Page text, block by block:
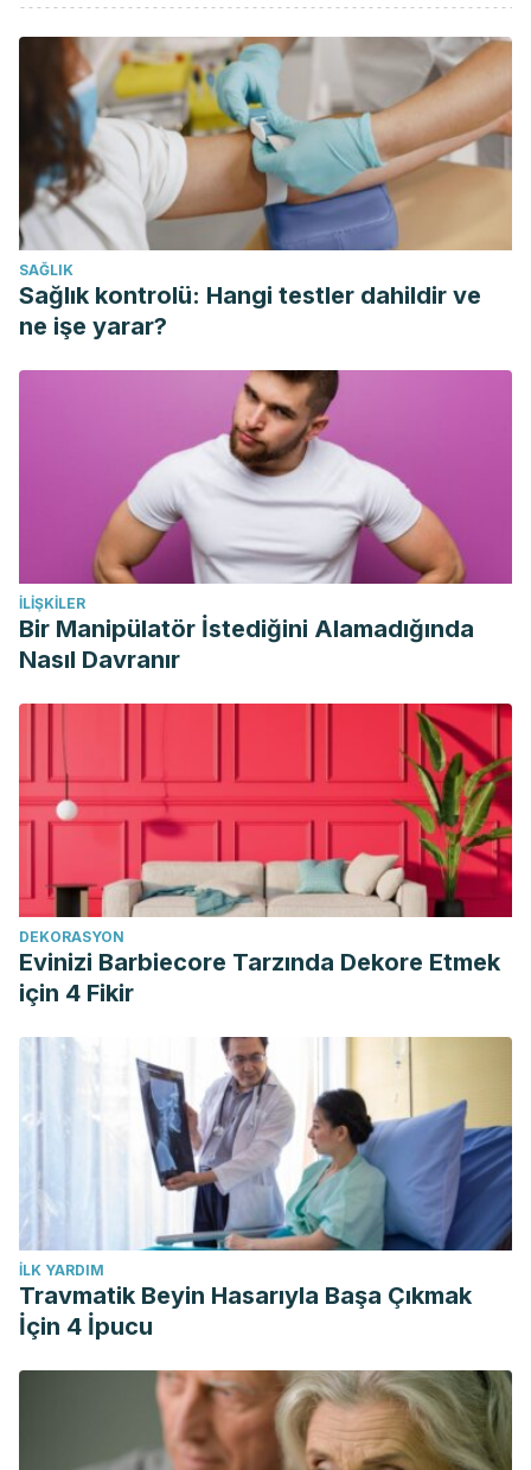
Author, C., Adel Moallem, S., Iman, M., & Barahoyee, A.
(2015). Effect of Apple Cider Vinegar on Blood Glucose
Level in Diabetic Mice. Pharmaceutical Sciences.
https://doi.org/10.5681/PS.2015.006
Jideani, V. A., & Jideani, I. A. (2012). Lemon and Lime. In
Tropical and Subtropical Fruits: Postharvest Physiology,
Processing and Packaging.
https://doi.org/10.1002/9781118324097.ch20
SAĞLIK
Sağlık kontrolü: Hangi testler dahildir ve
ne işe yarar?
İLIŞKILER
Bir Manipülatör İstediğini Alamadığında
Nasıl Davranır
DEKORASYON
Evinizi Barbiecore Tarzında Dekore Etmek
için 4 Fikir
İLK YARDIM
Travmatik Beyin Hasarıyla Başa Çıkmak
İçin 4 İpucu